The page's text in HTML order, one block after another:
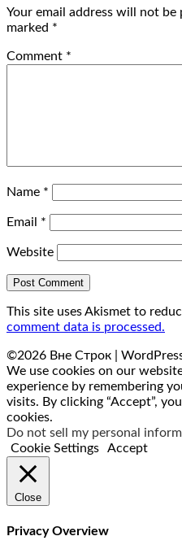
Your email address will not be
marked *
Comment *
Name *
Email *
Website
This site uses Akismet to
comment data is processed.
©2026 Вне Строк |
We use cookies on our
experience by remembering
visits. By clicking “Accept”,
cookies.
Do not sell my personal
Cookie Settings
Accept
Close
Privacy Overview